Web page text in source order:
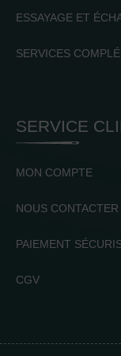
ESSAYAGE ET
SERVICES
SERVICE
MON COMPTE
NOUS CONTACTER
PAIEMENT
CGV